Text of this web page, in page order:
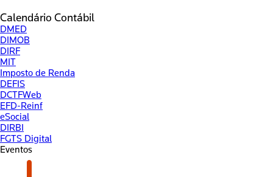
Calendário Contábil
DMED
DIMOB
DIRF
MIT
Imposto de Renda
DEFIS
DCTFWeb
EFD-Reinf
eSocial
DIRBI
FGTS Digital
Eventos